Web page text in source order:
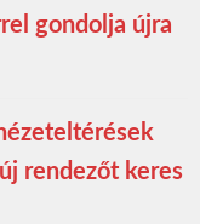
gondolja újra
rendezőt keres